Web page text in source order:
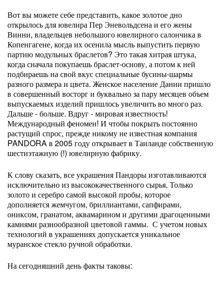
Вот вы можете себе представить, какое золотое дно
открылось для ювелира Пер Эневольдсена и его жены
Винни, владельцев небольшого ювелирного салончика в
Копенгагене, когда их осенила мысль выпустить первую
партию модульных браслетов? Это такая хитрая штука,
когда сначала покупаешь браслет-основу, а потом к ней
подбираешь на свой вкус специальные бусины-шармы
разного размера и цвета. Женское население Дании пришло
в совершенный восторг и буквально за пару месяцев объем
выпускаемых изделий пришлось увеличить во много раз.
Дальше - больше. Вдруг - мировая известность!
Международный феномен! И чтобы покрыть постоянно
растущий спрос, прежде никому не известная компания
PANDORA в 2005 году открывает в Таиланде собственную
шестиэтажную (!) ювелирную фабрику.
К слову сказать, все украшения Пандоры изготавливаются
исключительно из высококачественного сырья. Только
золото и серебро самой высокой пробы, которое
дополняется жемчугом, бриллиантами, сапфирами,
ониксом, гранатом, аквамарином и другими драгоценными
камнями разнообразной цветовой гаммы. С учетом новых
технологий в украшениях допускается уникальное
муранское стекло ручной обработки.
На сегодняшний день факты таковы: